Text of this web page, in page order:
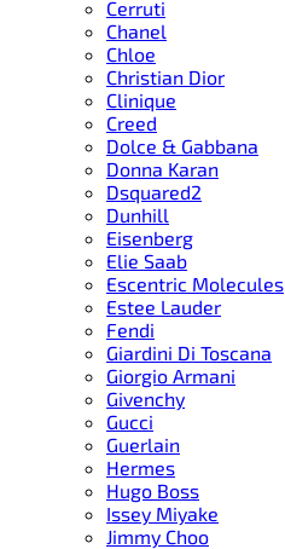
Cerruti
Chanel
Chloe
Christian Dior
Clinique
Creed
Dolce & Gabbana
Donna Karan
Dsquared2
Dunhill
Eisenberg
Elie Saab
Escentric Molecules
Estee Lauder
Fendi
Giardini Di Toscana
Giorgio Armani
Givenchy
Gucci
Guerlain
Hermes
Hugo Boss
Issey Miyake
Jimmy Choo